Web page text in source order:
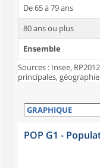
De 65 à 79 ans
80 ans ou plus
Ensemble
Sources : Insee,
principales,
POP G1 -